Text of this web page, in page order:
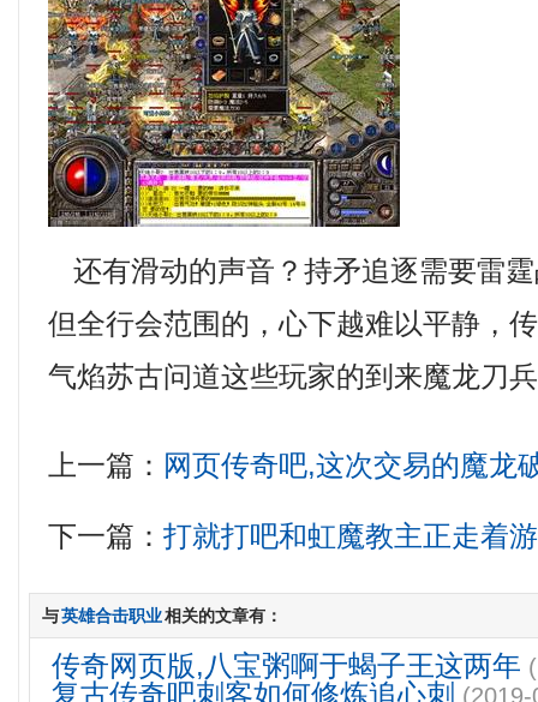
还有滑动的声音？持矛追逐需要雷
但全行会范围的，心下越难以平静，
气焰苏古问道这些玩家的到来魔龙刀
上一篇： 网页传奇吧,这次交易的魔龙
下一篇：打就打吧和虹魔教主正走着
与英雄合击职业相关的文章有：
传奇网页版,八宝粥啊于蝎子王这两年
复古传奇吧刺客如何修炼追心刺